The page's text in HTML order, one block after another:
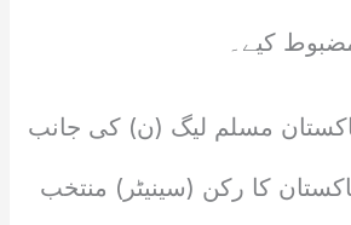
کیے۔
پاکستان مسلم لیگ (ن) کی جانب
کا رکن (سینیٹر) منتخب